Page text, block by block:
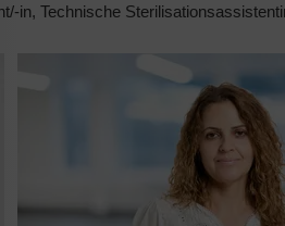
in, Technische